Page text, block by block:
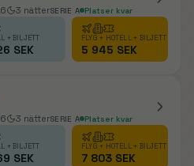
3 nätterSERIE A Platser kvar
+ BILJETT
SEK
FLYG + HOTELL + BILJETT
5 945 SEK
3 nätterSERIE A Platser kvar
+ BILJETT
SEK
FLYG + HOTELL + BILJETT
7 803 SEK